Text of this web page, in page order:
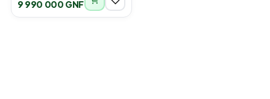
9 990 000 GNF